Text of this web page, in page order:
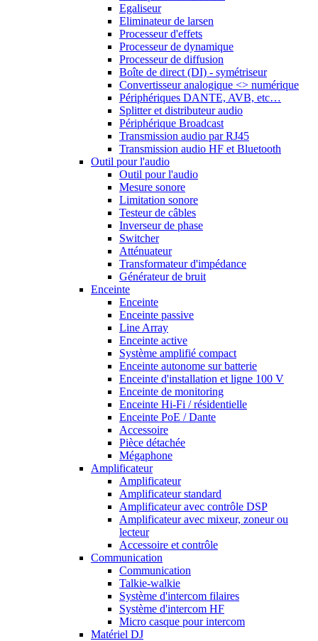
Egaliseur
Eliminateur de larsen
Processeur d'effets
Processeur de dynamique
Processeur de diffusion
Boîte de direct (DI) - symétriseur
Convertisseur analogique <> numérique
Périphériques DANTE, AVB, etc…
Splitter et distributeur audio
Périphérique Broadcast
Transmission audio par RJ45
Transmission audio HF et Bluetooth
Outil pour l'audio
Outil pour l'audio
Mesure sonore
Limitation sonore
Testeur de câbles
Inverseur de phase
Switcher
Atténuateur
Transformateur d'impédance
Générateur de bruit
Enceinte
Enceinte
Enceinte passive
Line Array
Enceinte active
Système amplifié compact
Enceinte autonome sur batterie
Enceinte d'installation et ligne 100 V
Enceinte de monitoring
Enceinte Hi-Fi / résidentielle
Enceinte PoE / Dante
Accessoire
Pièce détachée
Mégaphone
Amplificateur
Amplificateur
Amplificateur standard
Amplificateur avec contrôle DSP
Amplificateur avec mixeur, zoneur ou
lecteur
Accessoire et contrôle
Communication
Communication
Talkie-walkie
Système d'intercom filaires
Système d'intercom HF
Micro casque pour intercom
Matériel DJ